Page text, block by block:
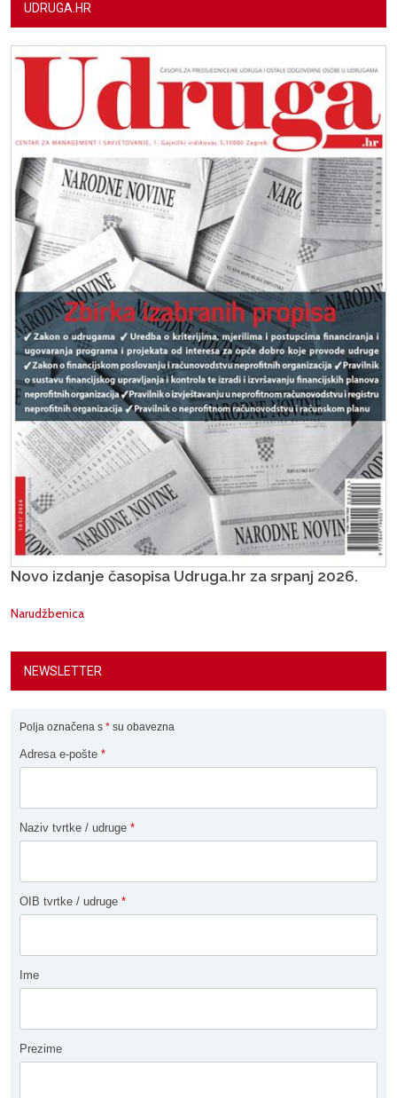
UDRUGA.HR
Novo izdanje časopisa Udruga.hr za srpanj 2026.
Narudžbenica
NEWSLETTER
Polja označena s * su obavezna
Adresa e-pošte *
Naziv tvrtke / udruge *
OIB tvrtke / udruge *
Ime
Prezime